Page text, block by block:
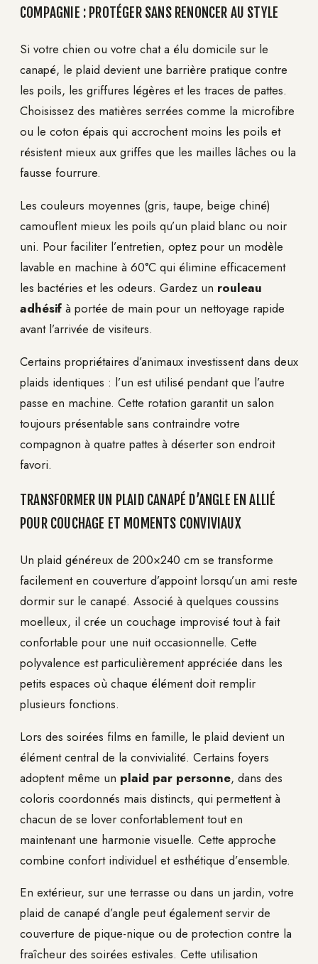
COMPAGNIE : PROTÉGER SANS RENONCER AU STYLE
Si votre chien ou votre chat a élu domicile sur le
canapé, le plaid devient une barrière pratique contre
les poils, les griffures légères et les traces de pattes.
Choisissez des matières serrées comme la microfibre
ou le coton épais qui accrochent moins les poils et
résistent mieux aux griffes que les mailles lâches ou la
fausse fourrure.
Les couleurs moyennes (gris, taupe, beige chiné)
camouflent mieux les poils qu’un plaid blanc ou noir
uni. Pour faciliter l’entretien, optez pour un modèle
lavable en machine à 60°C qui élimine efficacement
les bactéries et les odeurs. Gardez un rouleau
adhésif à portée de main pour un nettoyage rapide
avant l’arrivée de visiteurs.
Certains propriétaires d’animaux investissent dans deux
plaids identiques : l’un est utilisé pendant que l’autre
passe en machine. Cette rotation garantit un salon
toujours présentable sans contraindre votre
compagnon à quatre pattes à déserter son endroit
favori.
TRANSFORMER UN PLAID CANAPÉ D’ANGLE EN ALLIÉ
POUR COUCHAGE ET MOMENTS CONVIVIAUX
Un plaid généreux de 200×240 cm se transforme
facilement en couverture d’appoint lorsqu’un ami reste
dormir sur le canapé. Associé à quelques coussins
moelleux, il crée un couchage improvisé tout à fait
confortable pour une nuit occasionnelle. Cette
polyvalence est particulièrement appréciée dans les
petits espaces où chaque élément doit remplir
plusieurs fonctions.
Lors des soirées films en famille, le plaid devient un
élément central de la convivialité. Certains foyers
adoptent même un plaid par personne, dans des
coloris coordonnés mais distincts, qui permettent à
chacun de se lover confortablement tout en
maintenant une harmonie visuelle. Cette approche
combine confort individuel et esthétique d’ensemble.
En extérieur, sur une terrasse ou dans un jardin, votre
plaid de canapé d’angle peut également servir de
couverture de pique-nique ou de protection contre la
fraîcheur des soirées estivales. Cette utilisation